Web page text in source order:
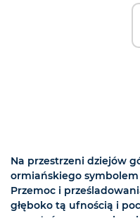
Na przestrzeni dziejów
ormiańskiego
Przemoc i
głęboko tą ufnością i